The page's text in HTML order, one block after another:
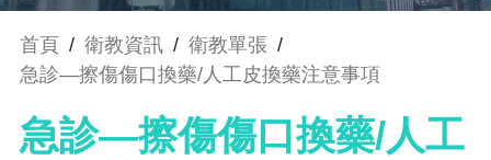
首頁 / 衛教資訊 / 衛教單張 /
急診—擦傷傷口換藥/人工皮換藥注意事項
急診—擦傷傷口換藥/人工